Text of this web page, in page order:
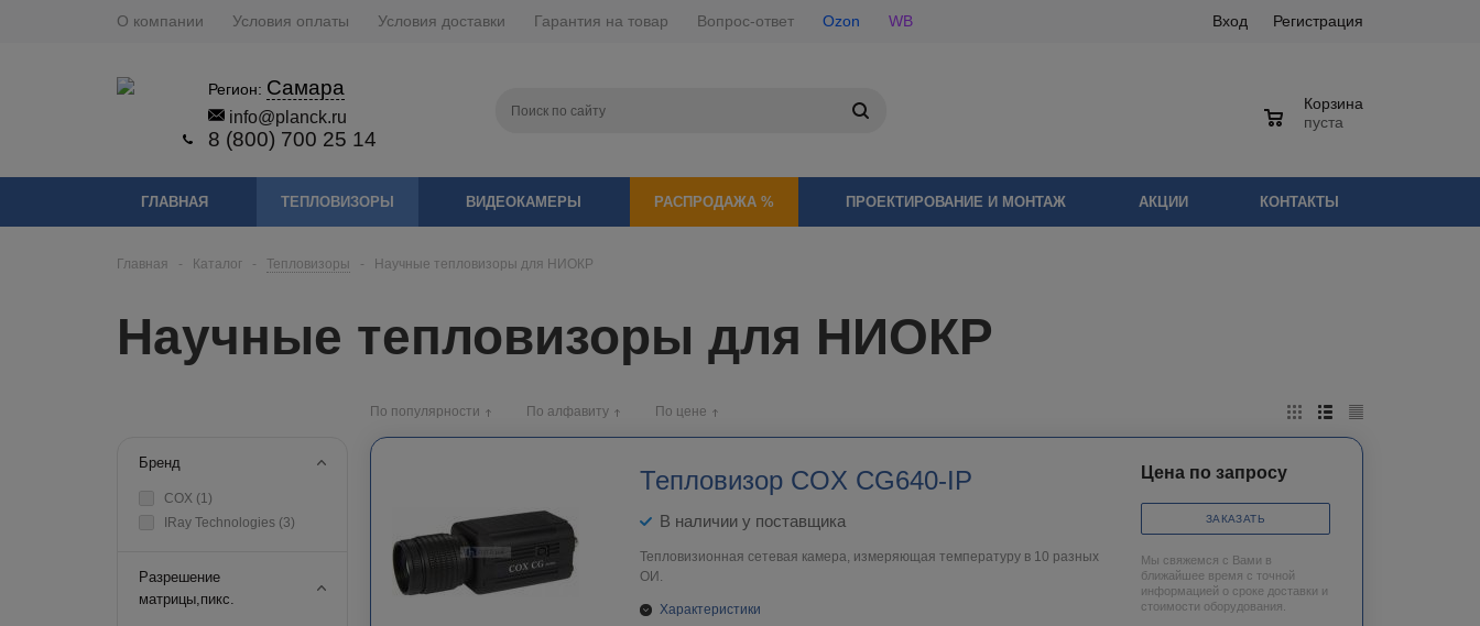
О компании Условия оплаты Условия доставки Гарантия на товар Вопрос-ответ Ozon WB Вход Регистрация
Регион: Самара
info@planck.ru
8 (800) 700 25 14
Корзина
пуста
ГЛАВНАЯ ТЕПЛОВИЗОРЫ ВИДЕОКАМЕРЫ РАСПРОДАЖА % ПРОЕКТИРОВАНИЕ И МОНТАЖ АКЦИИ КОНТАКТЫ
Главная - Каталог - Тепловизоры - Научные тепловизоры для НИОКР
Научные тепловизоры для НИОКР
Бренд
COX (1)
IRay Technologies (3)
Разрешение
матрицы,пикс.
По популярности По алфавиту По цене
Тепловизор COX CG640-IP
В наличии у поставщика
Тепловизионная сетевая камера, измеряющая температуру в 10 разных
ОИ.
Характеристики
Цена по запросу
ЗАКАЗАТЬ
Мы свяжемся с Вами в
ближайшее время с точной
информацией о сроке доставки и
стоимости оборудования.